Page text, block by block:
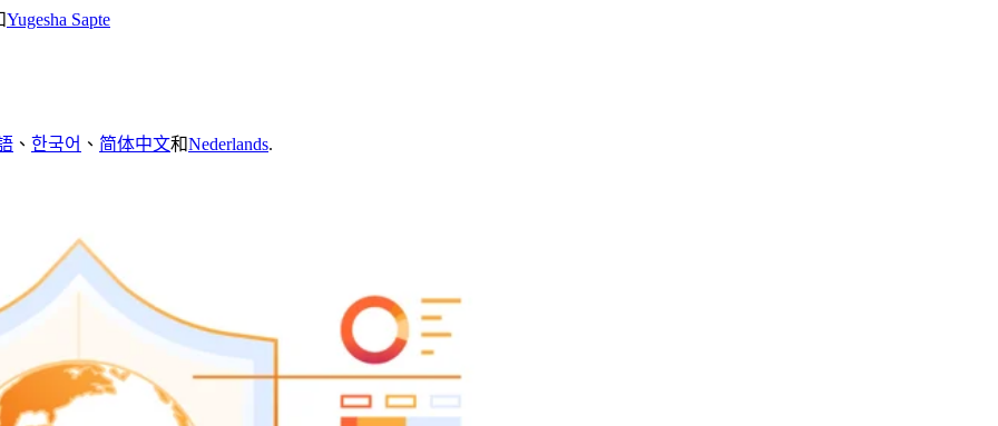
Yugesha Sapte
、 한국어 、 简体中文和Nederlands.